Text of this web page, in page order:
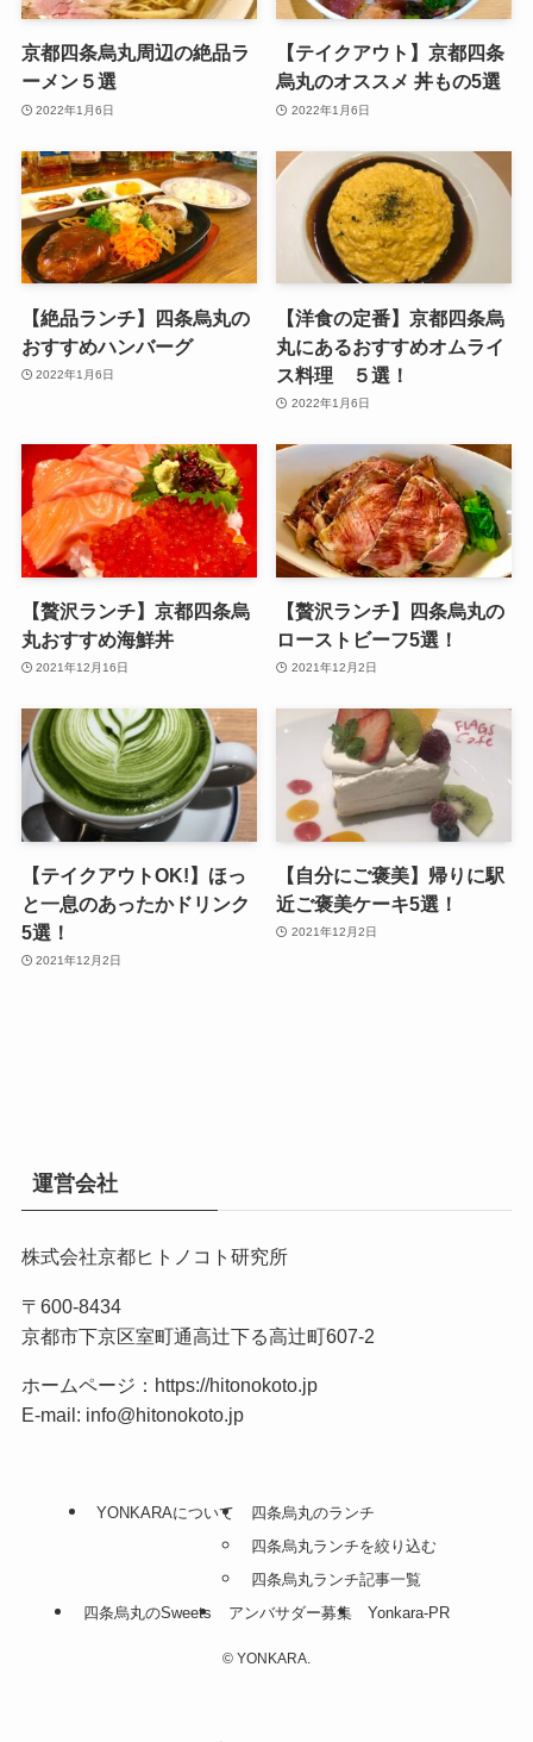
京都四条烏丸周辺の絶品ラ
ーメン５選
2022年1月6日
【テイクアウト】京都四条
烏丸のオススメ 丼もの5選
2022年1月6日
【絶品ランチ】四条烏丸の
おすすめハンバーグ
2022年1月6日
【洋食の定番】京都四条烏
丸にあるおすすめオムライ
ス料理 ５選！
2022年1月6日
【贅沢ランチ】京都四条烏
丸おすすめ海鮮丼
2021年12月16日
【贅沢ランチ】四条烏丸の
ローストビーフ5選！
2021年12月2日
【テイクアウトOK!】ほっ
と一息のあったかドリンク
5選！
2021年12月2日
【自分にご褒美】帰りに駅
近ご褒美ケーキ5選！
2021年12月2日
運営会社
株式会社京都ヒトノコト研究所
〒600-8434
京都市下京区室町通高辻下る高辻町607-2
ホームページ： https://hitonokoto.jp
E-mail: info@hitonokoto.jp
YONKARAについて
四条烏丸のランチ
四条烏丸ランチを絞り込む
四条烏丸ランチ記事一覧
四条烏丸のSweets
アンバサダー募集 Yonkara-PR
© YONKARA.